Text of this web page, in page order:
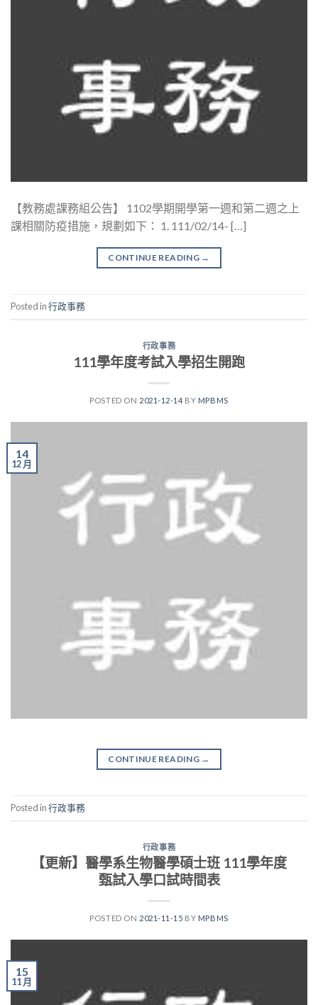
【教務處課務組公告】 1102學期開學第一週和第二週之上
課相關防疫措施，規劃如下： 1. 111/02/14- […]
CONTINUE READING →
Posted in行政事務
行政事務
111學年度考試入學招生開跑
POSTED ON 2021-12-14 BY MPBMS
14
12 月
CONTINUE READING →
Posted in行政事務
行政事務
【更新】醫學系生物醫學碩士班 111學年度
甄試入學口試時間表
POSTED ON 2021-11-15 BY MPBMS
15
11 月